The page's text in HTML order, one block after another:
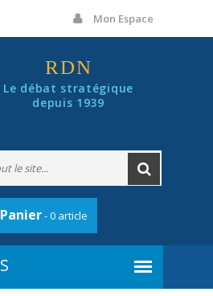
Mon Espace
RDN
Le débat stratégique
depuis 1939
Panier- 0 article